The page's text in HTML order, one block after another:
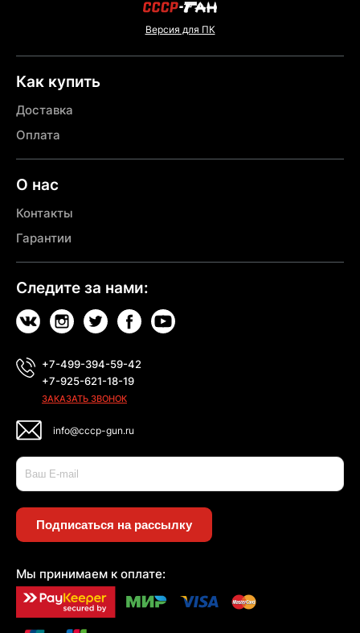
Версия для ПК
Как купить
Доставка
Оплата
О нас
Контакты
Гарантии
Следите за нами:
+7-499-394-59-42
+7-925-621-18-19
ЗАКАЗАТЬ ЗВОНОК
info@cccp-gun.ru
Подписаться на рассылку
Мы принимаем к оплате: